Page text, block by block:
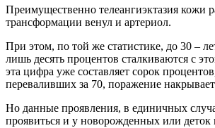
Преимущественно телеангиэктазия кожи
трансформации венул и артериол.
При этом, по той же статистике, до 30 –
лишь десять процентов сталкиваются с
эта цифра уже составляет сорок
переваливших за 70, поражение
Но данные проявления, в единичных
проявиться и у новорожденных или деток